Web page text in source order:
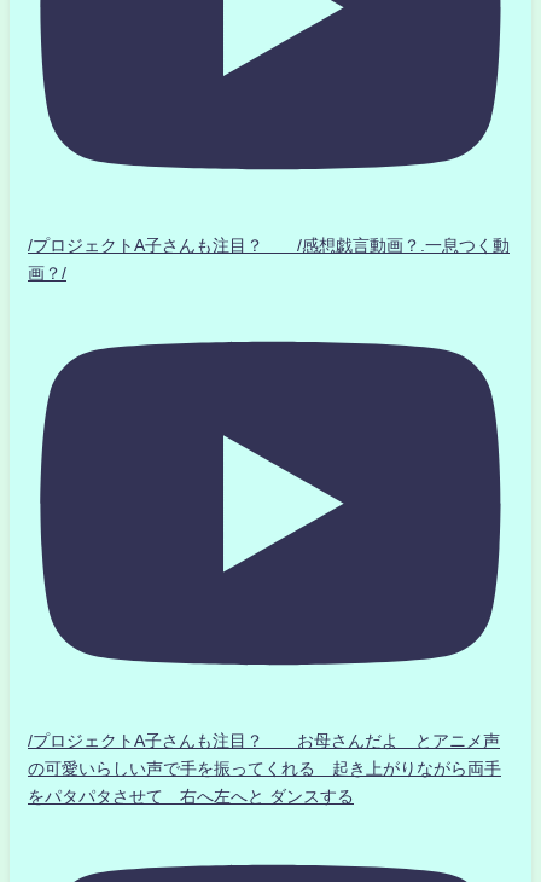
/プロジェクトA子さんも注目？ /感想戯言動画？.一息つく動
画？/
/プロジェクトA子さんも注目？ お母さんだよ とアニメ声
の可愛いらしい声で手を振ってくれる 起き上がりながら両手
をパタパタさせて 右へ左へと ダンスする